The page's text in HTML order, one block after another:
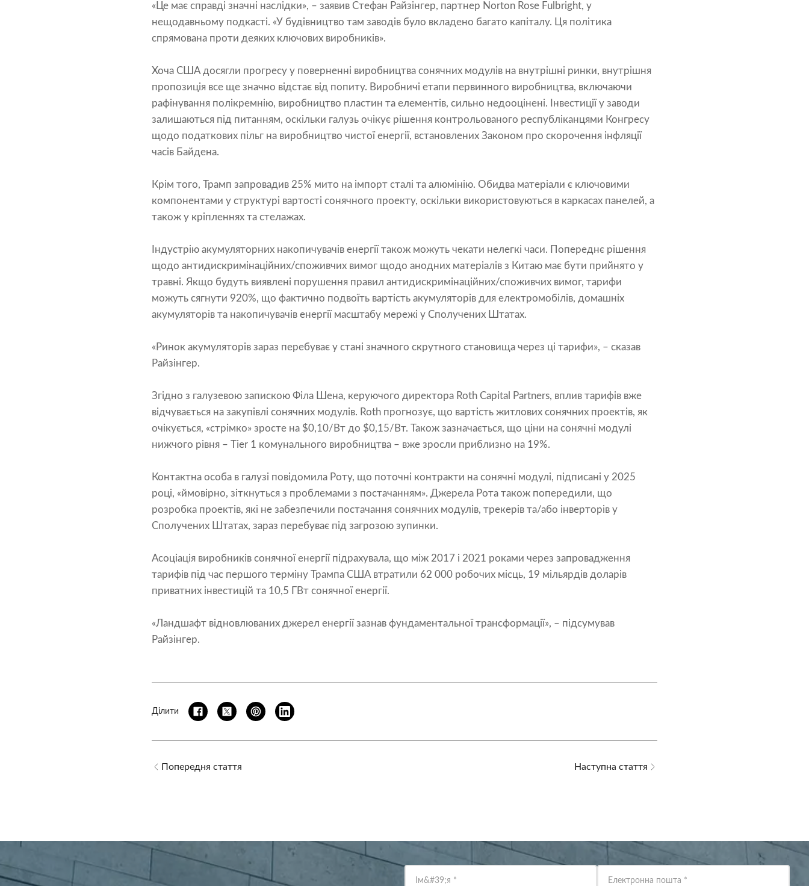
«Це має справді значні наслідки», – заявив Стефан Райзінгер, партнер Norton Rose Fulbright, у
нещодавньому подкасті. «У будівництво там заводів було вкладено багато капіталу. Ця політика
спрямована проти деяких ключових виробників».
Хоча США досягли прогресу у поверненні виробництва сонячних модулів на внутрішні ринки, внутрішня
пропозиція все ще значно відстає від попиту. Виробничі етапи первинного виробництва, включаючи
рафінування полікремнію, виробництво пластин та елементів, сильно недооцінені. Інвестиції у заводи
залишаються під питанням, оскільки галузь очікує рішення контрольованого республіканцями Конгресу
щодо податкових пільг на виробництво чистої енергії, встановлених Законом про скорочення інфляції
часів Байдена.
Крім того, Трамп запровадив 25% мито на імпорт сталі та алюмінію. Обидва матеріали є ключовими
компонентами у структурі вартості сонячного проекту, оскільки використовуються в каркасах панелей, а
також у кріпленнях та стелажах.
Індустрію акумуляторних накопичувачів енергії також можуть чекати нелегкі часи. Попереднє рішення
щодо антидискримінаційних/споживчих вимог щодо анодних матеріалів з Китаю має бути прийнято у
травні. Якщо будуть виявлені порушення правил антидискримінаційних/споживчих вимог, тарифи
можуть сягнути 920%, що фактично подвоїть вартість акумуляторів для електромобілів, домашніх
акумуляторів та накопичувачів енергії масштабу мережі у Сполучених Штатах.
«Ринок акумуляторів зараз перебуває у стані значного скрутного становища через ці тарифи», – сказав
Райзінгер.
Згідно з галузевою запискою Філа Шена, керуючого директора Roth Capital Partners, вплив тарифів вже
відчувається на закупівлі сонячних модулів. Roth прогнозує, що вартість житлових сонячних проектів, як
очікується, «стрімко» зросте на $0,10/Вт до $0,15/Вт. Також зазначається, що ціни на сонячні модулі
нижчого рівня – Tier 1 комунального виробництва – вже зросли приблизно на 19%.
Контактна особа в галузі повідомила Роту, що поточні контракти на сонячні модулі, підписані у 2025
році, «ймовірно, зіткнуться з проблемами з постачанням». Джерела Рота також попередили, що
розробка проектів, які не забезпечили постачання сонячних модулів, трекерів та/або інверторів у
Сполучених Штатах, зараз перебуває під загрозою зупинки.
Асоціація виробників сонячної енергії підрахувала, що між 2017 і 2021 роками через запровадження
тарифів під час першого терміну Трампа США втратили 62 000 робочих місць, 19 мільярдів доларів
приватних інвестицій та 10,5 ГВт сонячної енергії.
«Ландшафт відновлюваних джерел енергії зазнав фундаментальної трансформації», – підсумував
Райзінгер.
Ділити
Попередня стаття Наступна стаття
Ім&#39;я * Електронна пошта *